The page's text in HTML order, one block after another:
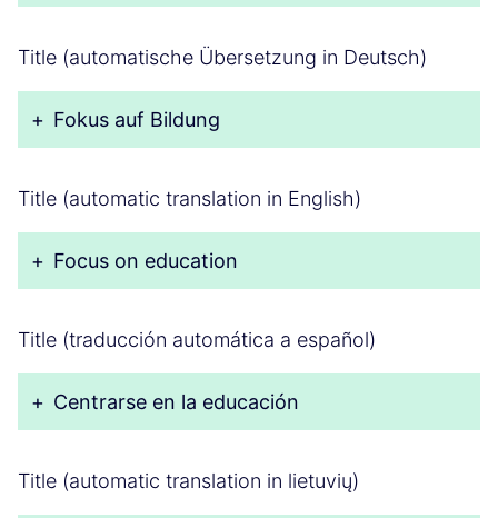
Title (automatische Übersetzung in Deutsch)
+ Fokus auf Bildung
Title (automatic translation in English)
+ Focus on education
Title (traducción automática a español)
+ Centrarse en la educación
Title (automatic translation in lietuvių)